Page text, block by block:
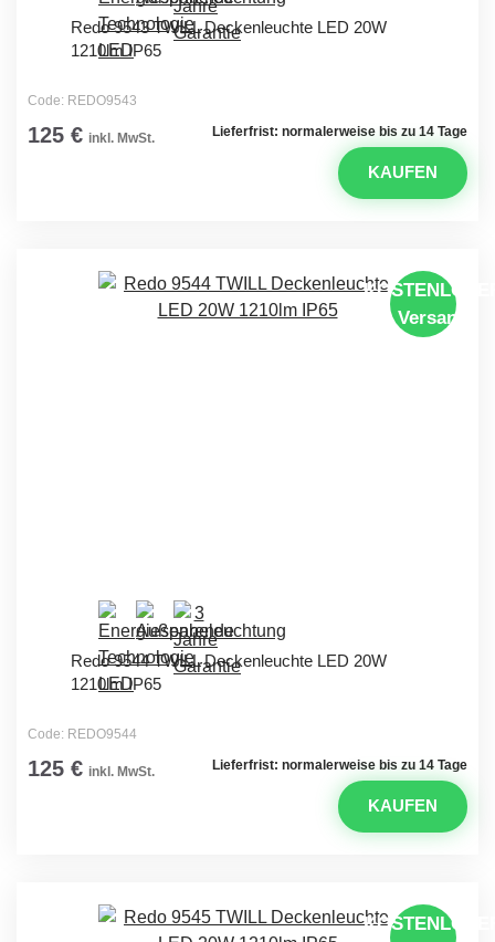
Redo 9543 TWILL Deckenleuchte LED 20W
1210lm IP65
Code: REDO9543
Lieferfrist: normalerweise bis zu 14 Tage
125 € inkl. MwSt.
KAUFEN
Versand
Redo 9544 TWILL Deckenleuchte LED 20W
1210lm IP65
Code: REDO9544
Lieferfrist: normalerweise bis zu 14 Tage
125 € inkl. MwSt.
KAUFEN